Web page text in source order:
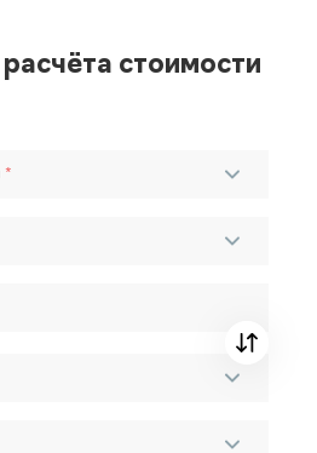
стоимости
*